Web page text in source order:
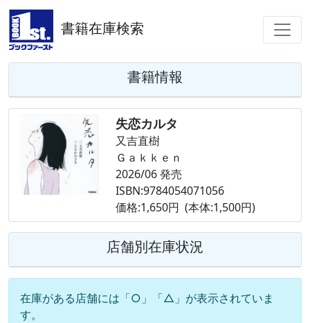
書籍在庫検索
書籍情報
失恋カルタ
又吉直樹
Ｇａｋｋｅｎ
2026/06 発売
ISBN:9784054071056
価格:1,650円 (本体:1,500円)
店舗別在庫状況
在庫がある店舗には「○」「△」が表示されていま
す。